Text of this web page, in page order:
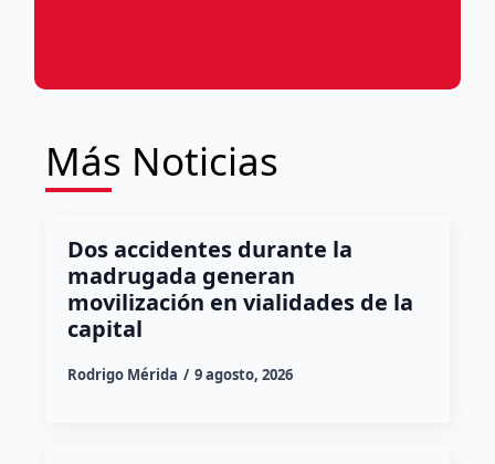
Más Noticias
Dos accidentes durante la
madrugada generan
movilización en vialidades de la
capital
Rodrigo Mérida 9 agosto, 2026